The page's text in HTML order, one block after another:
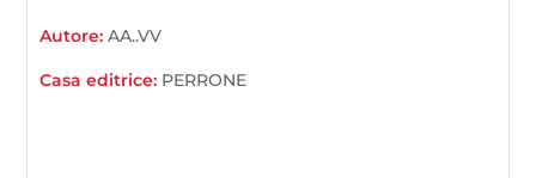
Autore:AA..VV
Casa editrice: PERRONE